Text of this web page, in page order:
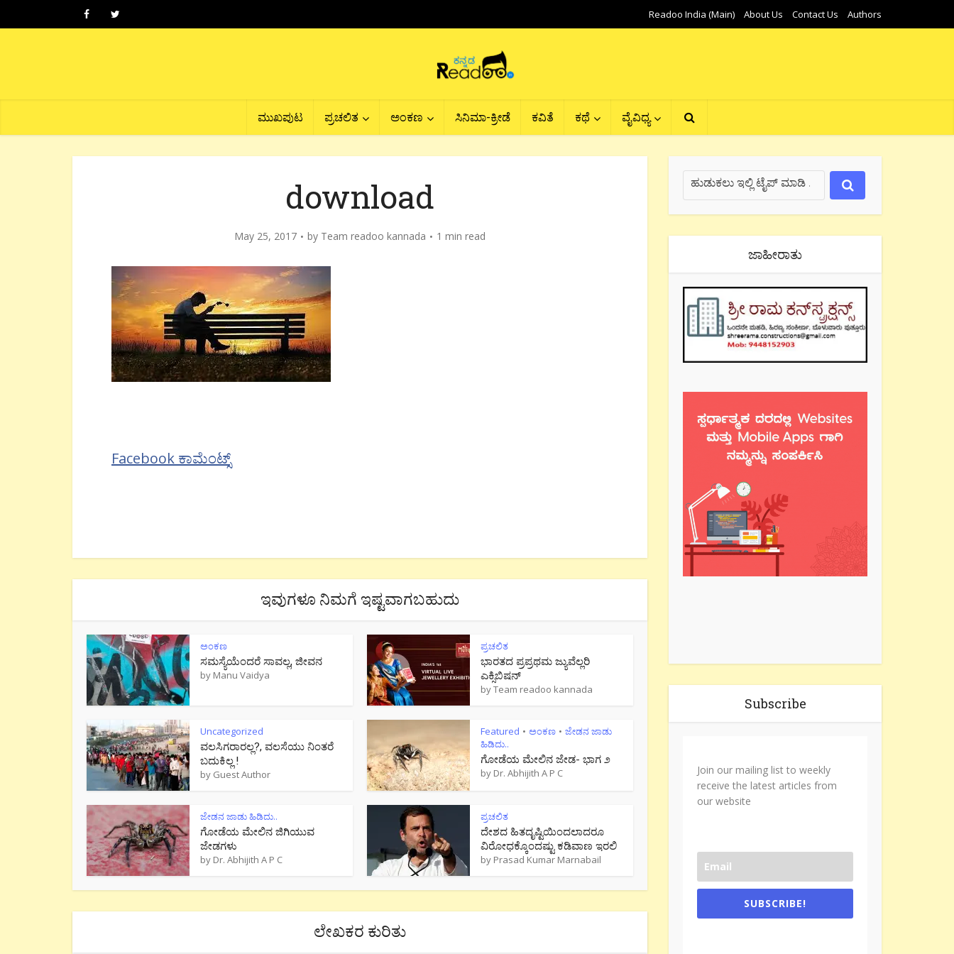
Readoo India (Main) About Us Contact Us Authors
ಮುಖಪುಟ ಪ್ರಚಲಿತ ಅಂಕಣ ಸಿನಿಮಾ-ಕ್ರೀಡೆ ಕವಿತೆ ಕಥೆ ವೈವಿಧ್ಯ
download
May 25, 2017 by Team readoo kannada 1 min read
Facebook ಕಾಮೆಂಟ್ಸ್
ಇವುಗಳೂ ನಿಮಗೆ ಇಷ್ಟವಾಗಬಹುದು
ಅಂಕಣ
ಸಮಸ್ಯೆಯೆಂದರೆ ಸಾವಲ್ಲ, ಜೀವನ
by Manu Vaidya
ಪ್ರಚಲಿತ
ಭಾರತದ ಪ್ರಪ್ರಥಮ ಜ್ಯುವೆಲ್ಲರಿ
ಎಕ್ಸಿಬಿಷನ್
byTeam readoo kannada
Uncategorized
ವಲಸಿಗರಾರಲ್ಲ?, ವಲಸೆಯು ನಿಂತರೆ
ಬದುಕಿಲ್ಲ !
by Guest Author
Featured • ಅಂಕಣ • ಜೇಡನ ಜಾಡು
ಹಿಡಿದು..
ಗೋಡೆಯ ಮೇಲಿನ ಜೇಡ- ಭಾಗ ೨
by Dr. Abhijith A P C
ಜೇಡನ ಜಾಡು ಹಿಡಿದು..
ಗೋಡೆಯ ಮೇಲಿನ ಜಿಗಿಯುವ
ಜೇಡಗಳು
by Dr. Abhijith A P C
ಪ್ರಚಲಿತ
ದೇಶದ ಹಿತದೃಷ್ಟಿಯಿಂದಲಾದರೂ
ವಿರೋಧಕ್ಕೊಂದಷ್ಟು ಕಡಿವಾಣ ಇರಲಿ
by Prasad Kumar Marnabail
ಲೇಖಕರ ಕುರಿತು
ಜಾಹೀರಾತು
Subscribe
Join our mailing list to weekly
receive the latest articles from
our website
SUBSCRIBE!